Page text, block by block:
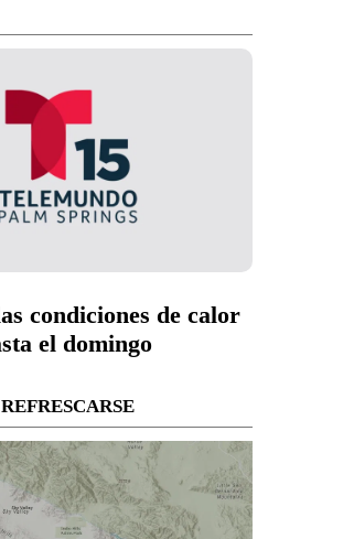
condiciones de calor
el domingo